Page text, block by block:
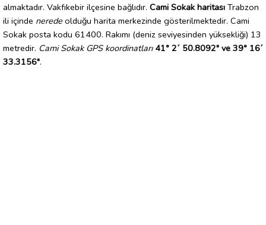
almaktadır. Vakfıkebir ilçesine bağlıdır. Cami Sokak haritası Trabzon
ili içinde nerede olduğu harita merkezinde gösterilmektedir. Cami
Sokak posta kodu 61400. Rakımı (deniz seviyesinden yüksekliği) 13
metredir. Cami Sokak GPS koordinatları 41° 2´ 50.8092" ve 39° 16´
33.3156".